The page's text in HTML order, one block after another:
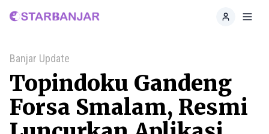
Home
Banjar Update
Topindoku Gandeng
Forsa Smalam, Resmi